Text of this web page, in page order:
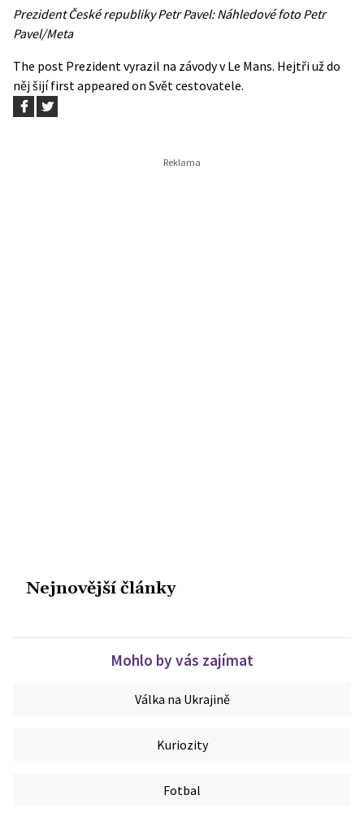
Prezident České republiky Petr Pavel: Náhledové foto Petr
Pavel/Meta
The post Prezident vyrazil na závody v Le Mans. Hejtři už do
něj šijífirst appeared on Svět cestovatele.
Nejnovější články
Mohlo by vás zajímat
Válka na Ukrajině
Kuriozity
Fotbal